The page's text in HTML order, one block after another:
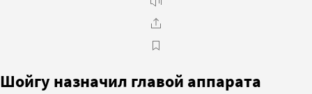
Шойгу назначил главой аппарата